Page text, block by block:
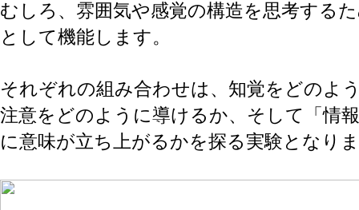
むしろ、雰囲気や感覚の構造を思考するた
として機能します。
それぞれの組み合わせは、知覚をどのよ
注意をどのように導けるか、そして「情
に意味が立ち上がるかを探る実験となりま